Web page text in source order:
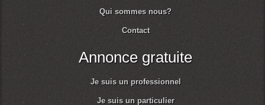
Qui sommes nous?
Contact
Annonce gratuite
Je suis un professionnel
Je suis un particulier